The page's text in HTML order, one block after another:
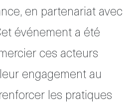
en partenariat avec
événement a été
ces acteurs
engagement au
les pratiques